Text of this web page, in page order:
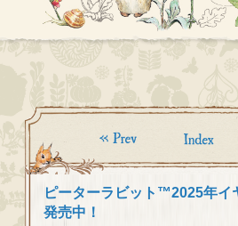
ピーターラビット™2025年イ
発売中！